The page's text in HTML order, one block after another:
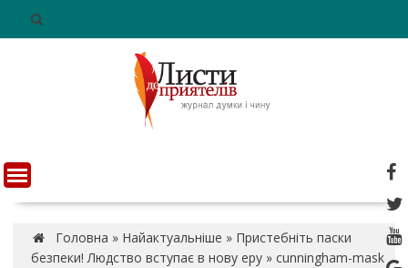
n
t
Головна » Найактуальніше » Пристебніть паски
безпеки! Людство вступає в нову еру » cunningham-mask